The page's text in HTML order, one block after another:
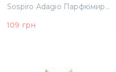
(8057685641426)
Sospiro Adagio Парфюмированная вода 2 ml Пробник (8057685641426)
109 грн